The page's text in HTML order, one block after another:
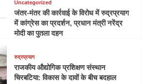
Uncategorized
जंतर-मंतर की कार्रवाई के विरोध में रुद्रप्रयाग
में कांग्रेस का प्रदर्शन, प्रधान मंत्री नरेंद्र
मोदी का पुतला दहन
रुद्रप्रयाग
राजकीय औद्योगिक प्रशिक्षण संस्थान
चिरबटिया: विकास के दावों के बीच बदहाल